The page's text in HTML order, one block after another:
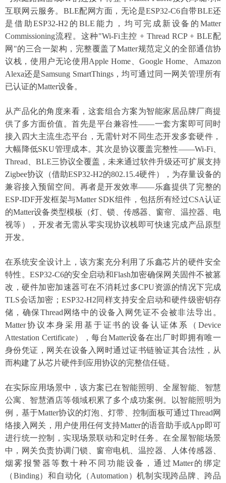
互联网云服务。BLE配网方面，无论是ESP32-C6自带BLE还
是借助ESP32-H2的BLE能力，均可完成新设备的Matter
Commissioning流程。这种"Wi-Fi主控 + Thread RCP + BLE配
网"的三合一架构，完整覆盖了Matter规范定义的全部通信协
议栈，使用户无论使用Apple Home、Google Home、Amazon
Alexa还是Samsung SmartThings，均可通过同一网关管理所有
已认证的Matter设备。
从产品化的角度来看，这套组合方案为智能家居品牌厂商提
供了多方面价值。首先是平台兼容性——一套方案即可同时
接入四大主流生态平台，无需针对不同生态开发多套硬件，
大幅降低SKU管理成本。其次是协议覆盖完整性——Wi-Fi、
Thread、BLE三协议全覆盖，未来通过软件升级还可扩展支持
Zigbee协议（借助ESP32-H2的802.15.4硬件），为存量设备的
兼容接入预留空间。再者是开发效率——乐鑫提供了完整的
ESP-IDF开发框架与Matter SDK组件，包括所有经过CSA认证
的Matter设备类型模板（灯、锁、传感器、窗帘、温控器、电
视等），开发者无需从零实现协议栈即可快速完成产品原型
开发。
在系统安全设计上，该方案充分利用了乐鑫芯片的硬件安全
特性。 ESP32-C6的安全启动和Flash加密确保网关固件不被篡
改，硬件加密加速器可在不消耗过多CPU资源的情况下完成
TLS会话加密；ESP32-H2同样支持安全启动和硬件级密钥存
储，确保Thread网络中的设备入网凭证不会被非法导出。
Matter协议本身采用基于证书的设备认证体系（Device
Attestation Certificate），每台Matter设备在出厂时即拥有唯一
身份凭证，网关在设备入网时通过证书链验证其合法性，从
而构建了从芯片硬件到应用协议的完整信任链。
在实际应用场景中，该方案已在智能照明、全屋智能、智慧
公寓、智慧酒店等领域积累了多个成功案例。以智能照明为
例，基于Matter协议的灯泡、灯带、控制面板可通过Thread网
络接入网关，用户使用任何支持Matter的语音助手或App即可
进行统一控制，实现场景联动和定时任务。在全屋智能场景
中，网关负责协调门锁、窗帘电机、温控器、人体传感器、
烟雾报警器等数十种不同功能设备，通过Matter的绑定
（Binding）和自动化（Automation）机制实现跨品牌、跨品